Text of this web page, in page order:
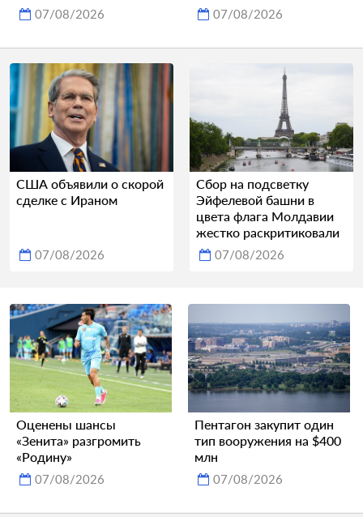
07/08/2026 07/08/2026
США объявили о скорой
сделке с Ираном
07/08/2026
Сбор на подсветку
Эйфелевой башни в
цвета флага Молдавии
жестко раскритиковали
07/08/2026
Оценены шансы
«Зенита» разгромить
«Родину»
07/08/2026
Пентагон закупит один
тип вооружения на $400
млн
07/08/2026